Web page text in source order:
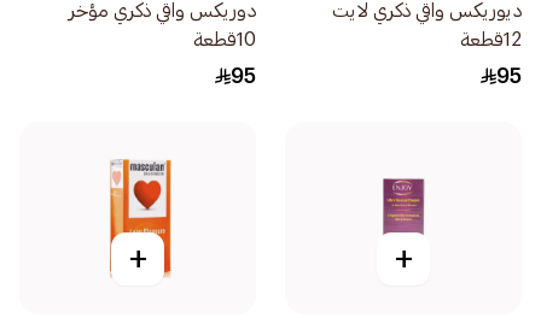
ديوريكس واقي ذكري لايت
12قطعة
95
دوريكس واقي ذكري مؤخر
10قطعة
95
+
+